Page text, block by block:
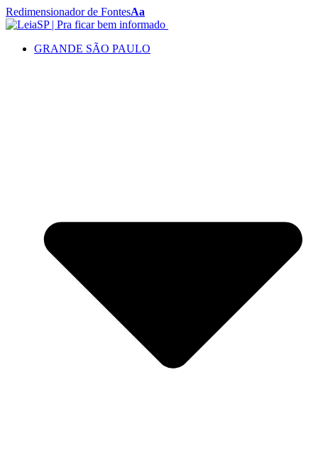
Redimensionador de FontesAa
GRANDE SÃO PAULO